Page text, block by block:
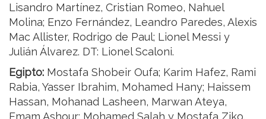
Lisandro Martínez, Cristian Romeo, Nahuel
Molina; Enzo Fernández, Leandro Paredes, Alexis
Mac Allister, Rodrigo de Paul; Lionel Messi y
Julián Álvarez. DT: Lionel Scaloni.
Egipto: Mostafa Shobeir Oufa; Karim Hafez, Rami
Rabia, Yasser Ibrahim, Mohamed Hany; Haissem
Hassan, Mohanad Lasheen, Marwan Ateya,
Emam Ashour; Mohamed Salah y Mostafa Ziko.